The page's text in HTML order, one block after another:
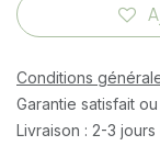
Conditions
Garantie satisfait
Livraison : 2-3